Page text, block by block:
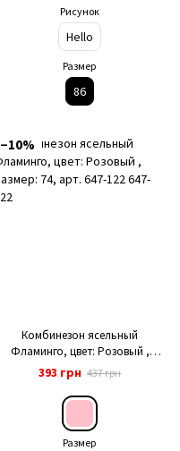
Рисунок
Hello
Размер
86
−10%
Комбинезон ясельный
Фламинго, цвет: Розовый ,
размер: 74, арт. 647-122
393 грн 437 грн
Размер